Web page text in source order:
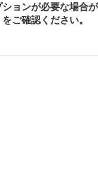
ョンが必要な場合
ご確認ください。